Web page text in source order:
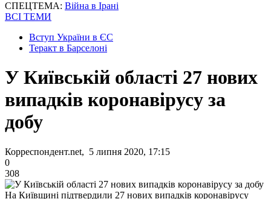
СПЕЦТЕМА: Війна в Ірані
ВСІ ТЕМИ
Вступ України в ЄС
Теракт в Барселоні
У Київській області 27 нових
випадків коронавірусу за
добу
Корреспондент.net, 5 липня 2020, 17:15
0
308
На Київщині підтвердили 27 нових випадків коронавірусу